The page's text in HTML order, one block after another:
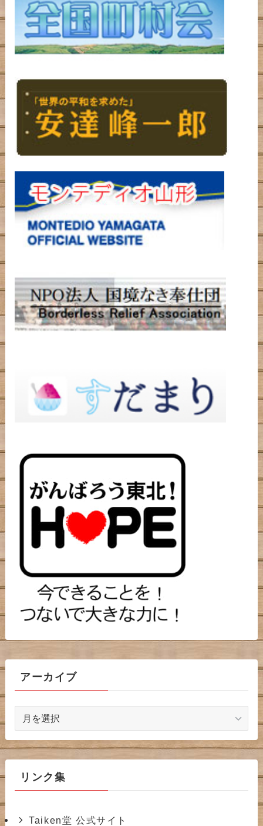
アーカイブ
カ
ブリンク集
Taiken堂 公式サイト